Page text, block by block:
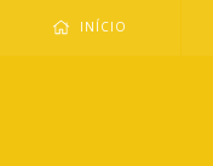
INÍCIO